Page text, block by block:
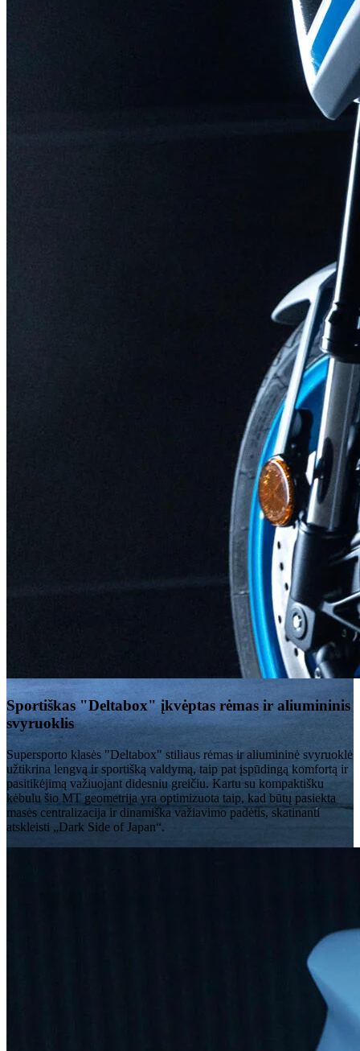
Sportiškas "Deltabox" įkvėptas rėmas ir aliumininis
svyruoklis
Supersporto klasės "Deltabox" stiliaus rėmas ir aliumininė svyruoklė
užtikrina lengvą ir sportišką valdymą, taip pat įspūdingą komfortą ir
pasitikėjimą važiuojant didesniu greičiu. Kartu su kompaktišku
kėbulu šio MT geometrija yra optimizuota taip, kad būtų pasiekta
masės centralizacija ir dinamiška važiavimo padėtis, skatinanti
atskleisti „Dark Side of Japan“.